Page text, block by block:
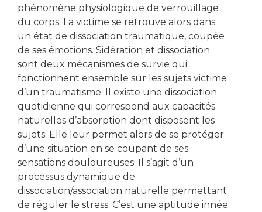
phénomène physiologique de verrouillage
du corps. La victime se retrouve alors dans
un état de dissociation traumatique, coupée
de ses émotions. Sidération et dissociation
sont deux mécanismes de survie qui
fonctionnent ensemble sur les sujets victime
d’un traumatisme. Il existe une dissociation
quotidienne qui correspond aux capacités
naturelles d’absorption dont disposent les
sujets. Elle leur permet alors de se protéger
d’une situation en se coupant de ses
sensations douloureuses. Il s’agit d’un
processus dynamique de
dissociation/association naturelle permettant
de réguler le stress. C’est une aptitude innée